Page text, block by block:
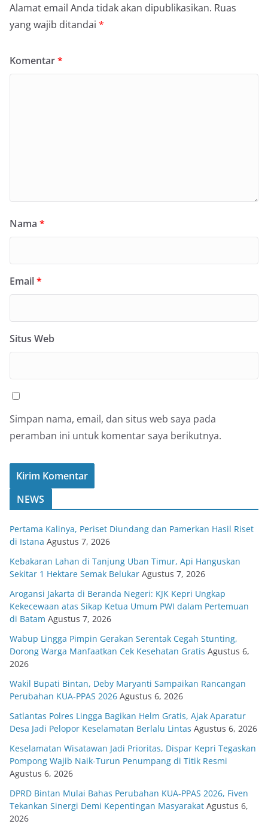
Alamat email Anda tidak akan dipublikasikan. Ruas
yang wajib ditandai *
Komentar*
Nama *
Email*
Situs Web
Simpan nama, email, dan situs web saya pada
peramban ini untuk komentar saya berikutnya.
NEWS
Pertama Kalinya, Periset Diundang dan Pamerkan Hasil Riset
di Istana Agustus 7, 2026
Kebakaran Lahan di Tanjung Uban Timur, Api Hanguskan
Sekitar 1 Hektare Semak Belukar Agustus 7, 2026
Arogansi Jakarta di Beranda Negeri: KJK Kepri Ungkap
Kekecewaan atas Sikap Ketua Umum PWI dalam Pertemuan
di Batam Agustus 7, 2026
Wabup Lingga Pimpin Gerakan Serentak Cegah Stunting,
Dorong Warga Manfaatkan Cek Kesehatan Gratis Agustus 6,
2026
Wakil Bupati Bintan, Deby Maryanti Sampaikan Rancangan
Perubahan KUA-PPAS 2026 Agustus 6, 2026
Satlantas Polres Lingga Bagikan Helm Gratis, Ajak Aparatur
Desa Jadi Pelopor Keselamatan Berlalu Lintas Agustus 6, 2026
Keselamatan Wisatawan Jadi Prioritas, Dispar Kepri Tegaskan
Pompong Wajib Naik-Turun Penumpang di Titik Resmi
Agustus 6, 2026
DPRD Bintan Mulai Bahas Perubahan KUA-PPAS 2026, Fiven
Tekankan Sinergi Demi Kepentingan Masyarakat Agustus 6,
2026